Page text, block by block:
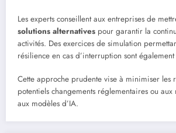
Les experts conseillent aux entreprises de
solutions alternatives pour garantir la
activités. Des exercices de simulation
résilience en cas d’interruption sont
Cette approche prudente vise à minimiser les
potentiels changements réglementaires ou aux
aux modèles d’IA.